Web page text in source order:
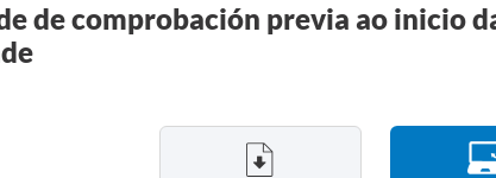
de comprobación previa ao inicio